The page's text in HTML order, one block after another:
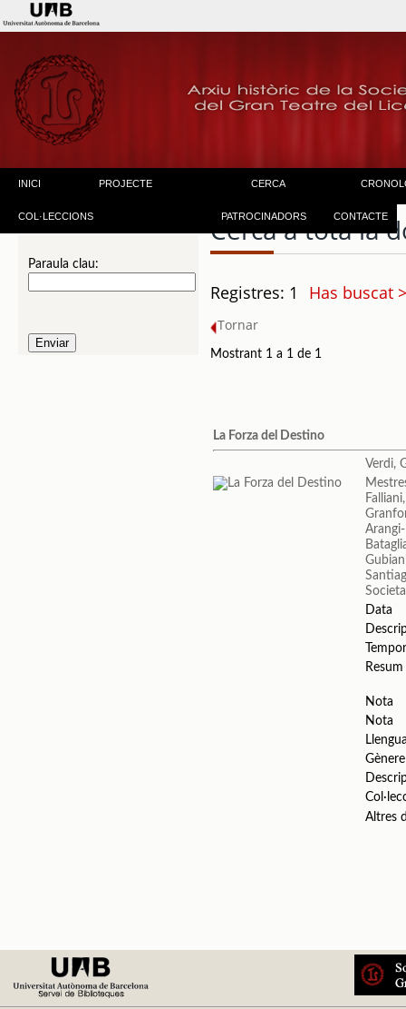
INICI PROJECTE CERCA
COL·LECCIONS PATROCINADORS CONTACTE
Paraula clau:
Cerca a tota la
Registres: 1 Has buscat
Tornar
Mostrant 1 a 1 de 1
La Forza del Destino
Verdi,
Data
Resum
Nota
Nota
Gènere
Altres